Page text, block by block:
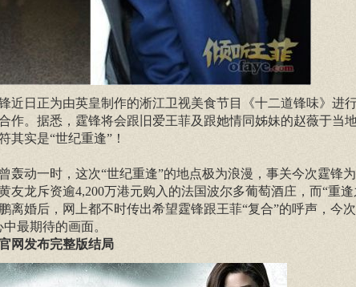
近日正为由英皇制作的淅江卫视美食节目《十二道锋味》进
作。据悉，霆锋将会跟旧爱王菲及跟她情同姊妹的赵薇于当
其实是“世纪重逢”！
轰动一时，这次“世纪重逢”的地点极为浪漫，事关今次霆锋
友龙斥资逾4,200万港元购入的法国波尔多葡萄酒庄，而“重
离婚后，网上都不时传出希望霆锋跟王菲“复合”的呼声，今
最期待的画面。
网发布完整版结局